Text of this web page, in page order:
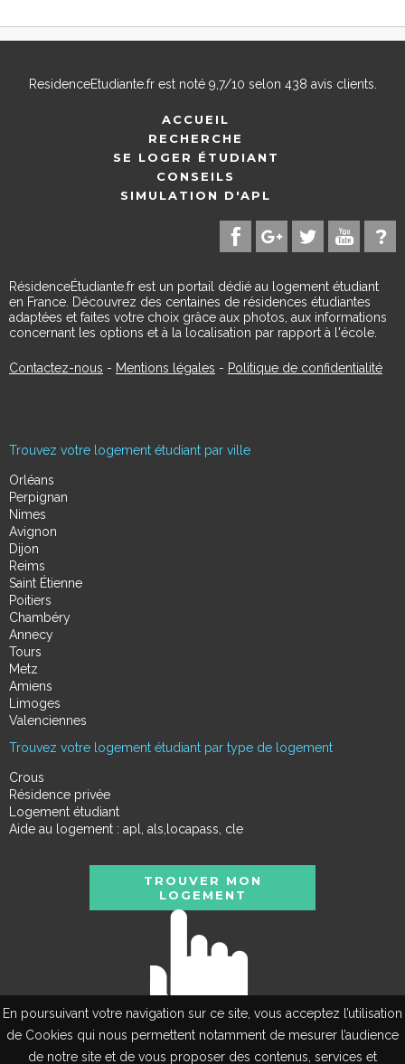
En poursuivant votre navigation sur ce site, vous acceptez l’utilisation
de Cookies qui nous permettent notamment de mesurer l’audience
de notre site et de vous proposer des contenus, services et
ResidenceEtudiante.frest noté 9,7/10 selon 438 avis clients.
ACCUEIL
RECHERCHE
SE LOGER ÉTUDIANT
CONSEILS
SIMULATION D'APL
RésidenceÉtudiante.fr est un portail dédié au logement étudiant
en France. Découvrez des centaines de résidences étudiantes
adaptées et faites votre choix grâce aux photos, aux informations
concernant les options et à la localisation par rapport à l'école.
Contactez-nous - Mentions légales - Politique de confidentialité
Trouvez votre logement étudiant par ville
Orléans
Perpignan
Nimes
Avignon
Dijon
Reims
Saint Étienne
Poitiers
Chambéry
Annecy
Tours
Metz
Amiens
Limoges
Valenciennes
Trouvez votre logement étudiant par type de logement
Crous
Résidence privée
Logement étudiant
Aide au logement : apl, als,locapass, cle
TROUVER MON
LOGEMENT